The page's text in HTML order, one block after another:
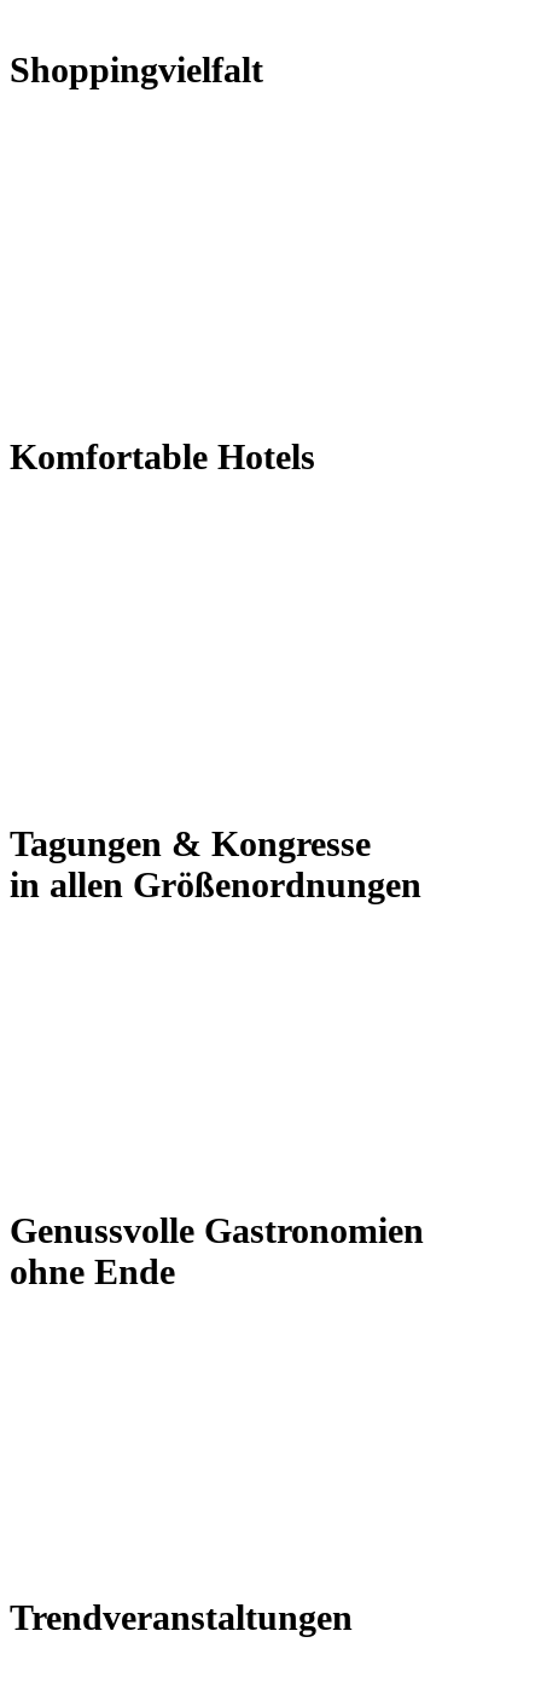
Shoppingvielfalt
Komfortable Hotels
Tagungen & Kongresse
in allen Größenordnungen
Genussvolle Gastronomien
ohne Ende
Trendveranstaltungen